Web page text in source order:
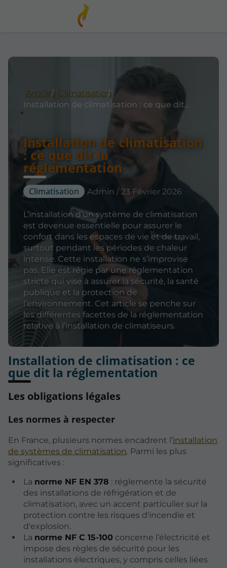
Articles Climatisation
Installation de climatisation : ce que dit la réglementation
Installation de climatisation
: ce que dit la
réglementation
Climatisation Admin / 23 Février 2026
L’installation d’un système de climatisation
est devenue essentielle pour assurer le
confort dans les espaces de vie et de travail,
surtout pendant les périodes de chaleur
intense. Cette installation ne s’improvise
pas. Elle est régie par une réglementation
stricte qui vise à assurer la sécurité, la santé
publique et la protection de
l’environnement. Cet article se penche sur
les différentes facettes de la réglementation
relative à l’installation de climatiseurs.
Installation de climatisation : ce
que dit la réglementation
Les obligations légales
Les normes à respecter
En France, plusieurs normes encadrent l’installation
de systèmes de climatisation. Parmi les plus
significatives :
La norme NF EN 378 : réglemente la sécurité
des installations de réfrigération et de
climatisation, avec un accent particulier sur la
protection contre les risques d'incendie et
d'explosion.
La norme NF C 15-100 concerne l’électricité et
impose des règles de sécurité pour les
installations électriques, y compris celles liées